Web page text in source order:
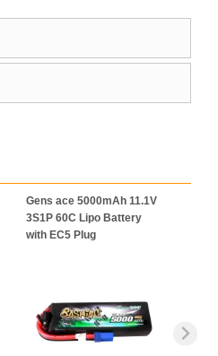
Gens ace 5000mAh 11.1V
3S1P 60C Lipo Battery
with EC5 Plug